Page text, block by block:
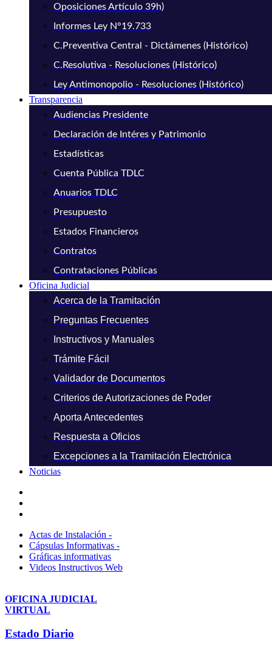
Oposiciones Artículo 39h)
Informes Ley N°19.733
C.Preventiva Central - Dictámenes (Histórico)
C.Resolutiva - Resoluciones (Histórico)
Ley Antimonopolio - Resoluciones (Histórico)
Transparencia
Audiencias Presidente
Declaración de Intéres y Patrimonio
Estadísticas
Cuenta Pública TDLC
Anuarios TDLC
Presupuesto
Estados Financieros
Contratos
Contrataciones Públicas
Oficina Judicial
Acerca de la Tramitación
Preguntas Frecuentes
Instructivos y Manuales
Trámite Fácil
Validador de Documentos
Criterios de Autorizaciones de Poder
Aporta Antecedentes
Respuesta a Oficios
Excepciones a la Tramitación Electrónica
Noticias
Actas de Instalación -
Cápsulas Informativas -
Gráficas informativas
Videos Instructivos Web
OFICINA JUDICIAL
VIRTUAL
Estado Diario